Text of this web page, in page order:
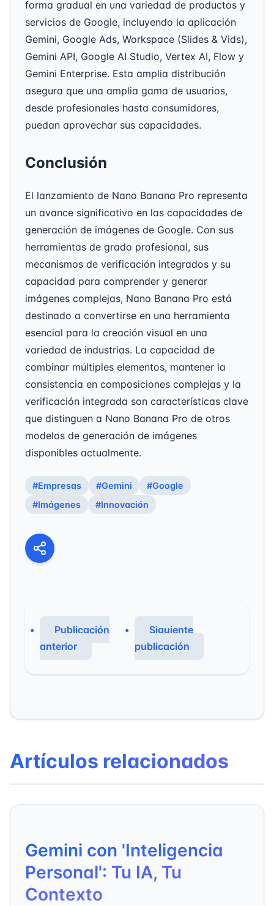
forma gradual en una variedad de productos y
servicios de Google, incluyendo la aplicación
Gemini, Google Ads, Workspace (Slides & Vids),
Gemini API, Google AI Studio, Vertex AI, Flow y
Gemini Enterprise. Esta amplia distribución
asegura que una amplia gama de usuarios,
desde profesionales hasta consumidores,
puedan aprovechar sus capacidades.
Conclusión
El lanzamiento de Nano Banana Pro representa
un avance significativo en las capacidades de
generación de imágenes de Google. Con sus
herramientas de grado profesional, sus
mecanismos de verificación integrados y su
capacidad para comprender y generar
imágenes complejas, Nano Banana Pro está
destinado a convertirse en una herramienta
esencial para la creación visual en una
variedad de industrias. La capacidad de
combinar múltiples elementos, mantener la
consistencia en composiciones complejas y la
verificación integrada son características clave
que distinguen a Nano Banana Pro de otros
modelos de generación de imágenes
disponibles actualmente.
#Empresas #Gemini
#Google
#Imágenes
#Innovación
Publicación
anterior
Siguiente
publicación
Artículos relacionados
Gemini con 'Inteligencia
Personal': Tu IA, Tu
Contexto